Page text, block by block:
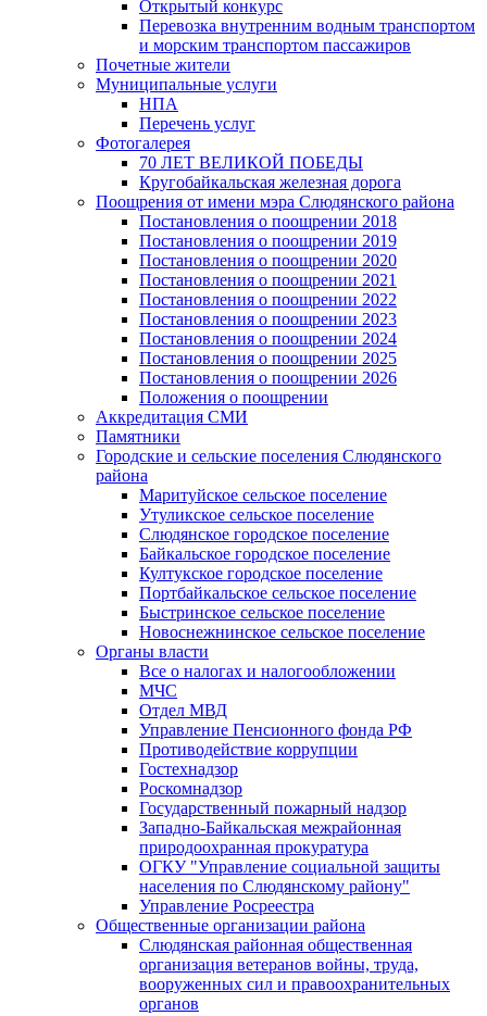
Открытый конкурс
Перевозка внутренним водным транспортом
и морским транспортом пассажиров
Почетные жители
Муниципальные услуги
НПА
Перечень услуг
Фотогалерея
70 ЛЕТ ВЕЛИКОЙ ПОБЕДЫ
Кругобайкальская железная дорога
Поощрения от имени мэра Слюдянского района
Постановления о поощрении 2018
Постановления о поощрении 2019
Постановления о поощрении 2020
Постановления о поощрении 2021
Постановления о поощрении 2022
Постановления о поощрении 2023
Постановления о поощрении 2024
Постановления о поощрении 2025
Постановления о поощрении 2026
Положения о поощрении
Аккредитация СМИ
Памятники
Городские и сельские поселения Слюдянского
района
Маритуйское сельское поселение
Утуликское сельское поселение
Слюдянское городское поселение
Байкальское городское поселение
Култукское городское поселение
Портбайкальское сельское поселение
Быстринское сельское поселение
Новоснежнинское сельское поселение
Органы власти
Все о налогах и налогообложении
МЧС
Отдел МВД
Управление Пенсионного фонда РФ
Противодействие коррупции
Гостехнадзор
Роскомнадзор
Государственный пожарный надзор
Западно-Байкальская межрайонная
природоохранная прокуратура
ОГКУ "Управление социальной защиты
населения по Слюдянскому району"
Управление Росреестра
Общественные организации района
Слюдянская районная общественная
организация ветеранов войны, труда,
вооруженных сил и правоохранительных
органов